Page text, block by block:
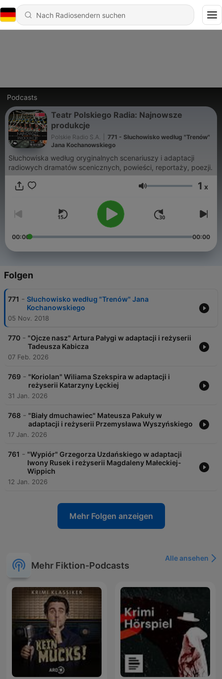
Podcasts
Teatr Polskiego Radia: Najnowsze
produkcje
Polskie Radio S.A.
771 - Słuchowisko według "Trenów"
Jana Kochanowskiego
Słuchowiska według oryginalnych scenariuszy i adaptacji
radiowych dramatów scenicznych, powieści, reportaży, poezji.
Lautstärke 1 x
00:00 00:00
Folgen
771 - Słuchowisko według "Trenów" Jana
Kochanowskiego
05 Nov. 2018
770 - "Ojcze nasz" Artura Pałygi w adaptacji i reżyserii
Tadeusza Kabicza
07 Feb. 2026
769 - "Koriolan" Wiliama Szekspira w adaptacji i
reżyserii Katarzyny Łęckiej
31 Jan. 2026
768 - "Biały dmuchawiec" Mateusza Pakuły w
adaptacji i reżyserii Przemysława Wyszyńskiego
17 Jan. 2026
761 - "Wypiór" Grzegorza Uzdańskiego w adaptacji
Iwony Rusek i reżyserii Magdaleny Małeckiej-
Wippich
12 Jan. 2026
Mehr Folgen anzeigen
Mehr Fiktion-Podcasts
Alle ansehen